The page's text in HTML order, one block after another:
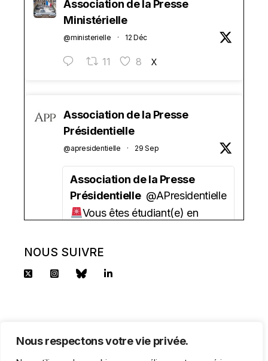
Nous respectons votre vie privée.
Association de la Presse
Ministérielle
@ministerielle · 12 Déc
11 8 X
Association de la Presse
Présidentielle
@apresidentielle · 29 Sep
Association de la Presse
Présidentielle @APresidentielle
Vous êtes étudiant(e) en
Vous aimez la politique ?
financière ?
Candidature à déposer avant le
NOUS SUIVRE